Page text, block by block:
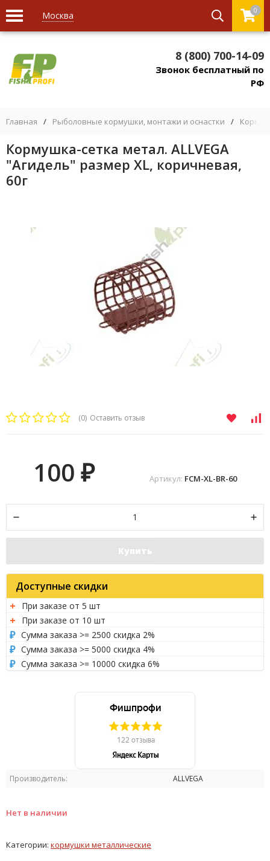
Москва 0
8 (800) 700-14-09
Звонок бесплатный по
РФ
Главная / Рыболовные кормушки, монтажи и оснастки /
Кормушка-сетка метал. ALLVEGA
"Агидель" размер XL, коричневая,
60г
(0) Оставить отзыв
Производитель: ALLVEGA
Нет в наличии
Артикул: FCM-XL-BR-60
100 ₽
Купить
Доступные скидки
При заказе от 5 шт
При заказе от 10 шт
Сумма заказа >= 2500 скидка 2%
Сумма заказа >= 5000 скидка 4%
Сумма заказа >= 10000 скидка 6%
Категории: кормушки металлические